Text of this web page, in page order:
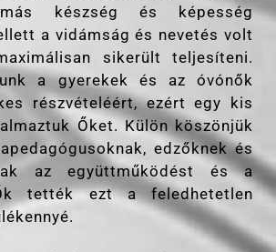
más készség és képesség
a vidámság és nevetés volt
sikerült teljesíteni.
a gyerekek és az óvónők
részvételéért, ezért egy kis
Őket. Külön köszönjük
edzőknek és
az együttműködést és a
tették ezt a feledhetetlen